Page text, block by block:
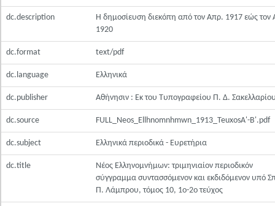
dc.description
Η δημοσίευση διεκόπη από τον Απρ. 1917 εώς τον
1920
dc.format text/pdf
dc.language Ελληνικά
dc.publisher Αθήνησιν : Εκ του Τυπογραφείου Π. Δ.
dc.source FULL_Neos_Ellhnomnhmwn_1913_TeuxosA'-B'.pdf
dc.subject Ελληνικά περιοδικά - Ευρετήρια
dc.title
Νέος Ελληνομνήμων: τριμηνιαίον περιοδικόν
σύγγραμμα συντασσόμενον και εκδιδόμενον υπό
Π. Λάμπρου, τόμος 10, 1ο-2ο τεύχος